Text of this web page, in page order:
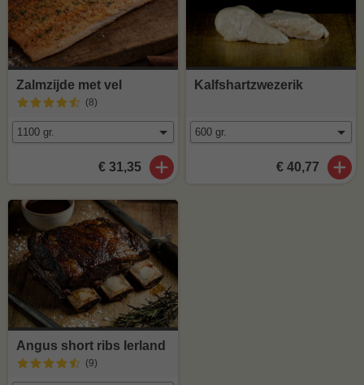
Zalmzijde met vel
(8)
€ 31,35
Kalfshartzwezerik
€ 40,77
Angus short ribs Ierland
(9)